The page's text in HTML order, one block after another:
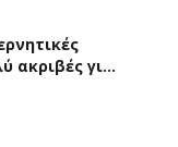
ακριβές γι…